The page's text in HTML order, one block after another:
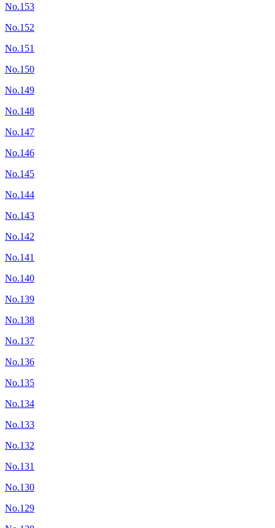
No.153
No.152
No.151
No.150
No.149
No.148
No.147
No.146
No.145
No.144
No.143
No.142
No.141
No.140
No.139
No.138
No.137
No.136
No.135
No.134
No.133
No.132
No.131
No.130
No.129